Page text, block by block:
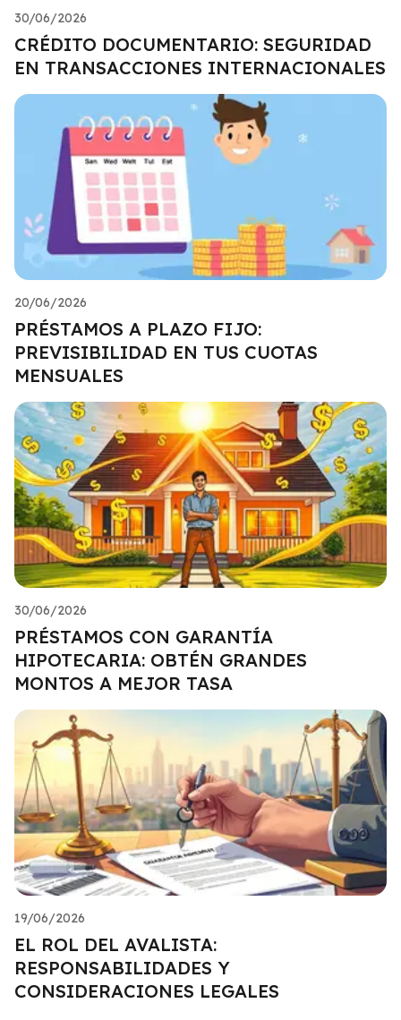
30/06/2026
CRÉDITO DOCUMENTARIO: SEGURIDAD
EN TRANSACCIONES INTERNACIONALES
20/06/2026
PRÉSTAMOS A PLAZO FIJO:
PREVISIBILIDAD EN TUS CUOTAS
MENSUALES
30/06/2026
PRÉSTAMOS CON GARANTÍA
HIPOTECARIA: OBTÉN GRANDES
MONTOS A MEJOR TASA
19/06/2026
EL ROL DEL AVALISTA:
RESPONSABILIDADES Y
CONSIDERACIONES LEGALES